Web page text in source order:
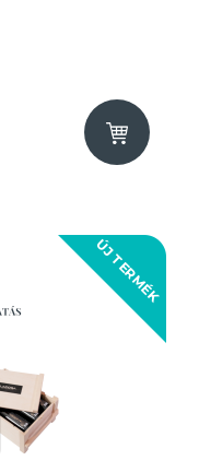
ÚJ TERMÉK